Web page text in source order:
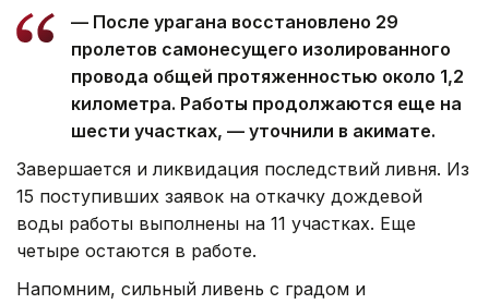
— После урагана восстановлено 29
пролетов самонесущего изолированного
провода общей протяженностью около 1,2
километра. Работы продолжаются еще на
шести участках, — уточнили в акимате.
Завершается и ликвидация последствий ливня. Из
15 поступивших заявок на откачку дождевой
воды работы выполнены на 11 участках. Еще
четыре остаются в работе.
Напомним, сильный ливень с градом и